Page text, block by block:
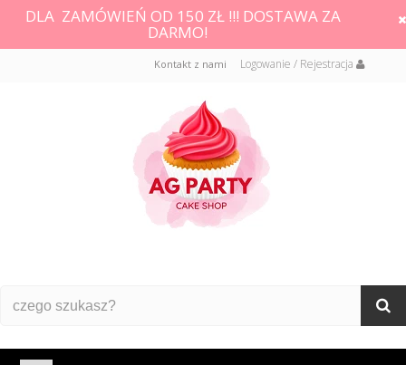
DLA ZAMÓWIEŃ OD 150 ZŁ !!! DOSTAWA ZA
DARMO!
Logowanie / Rejestracja
Kontakt z nami